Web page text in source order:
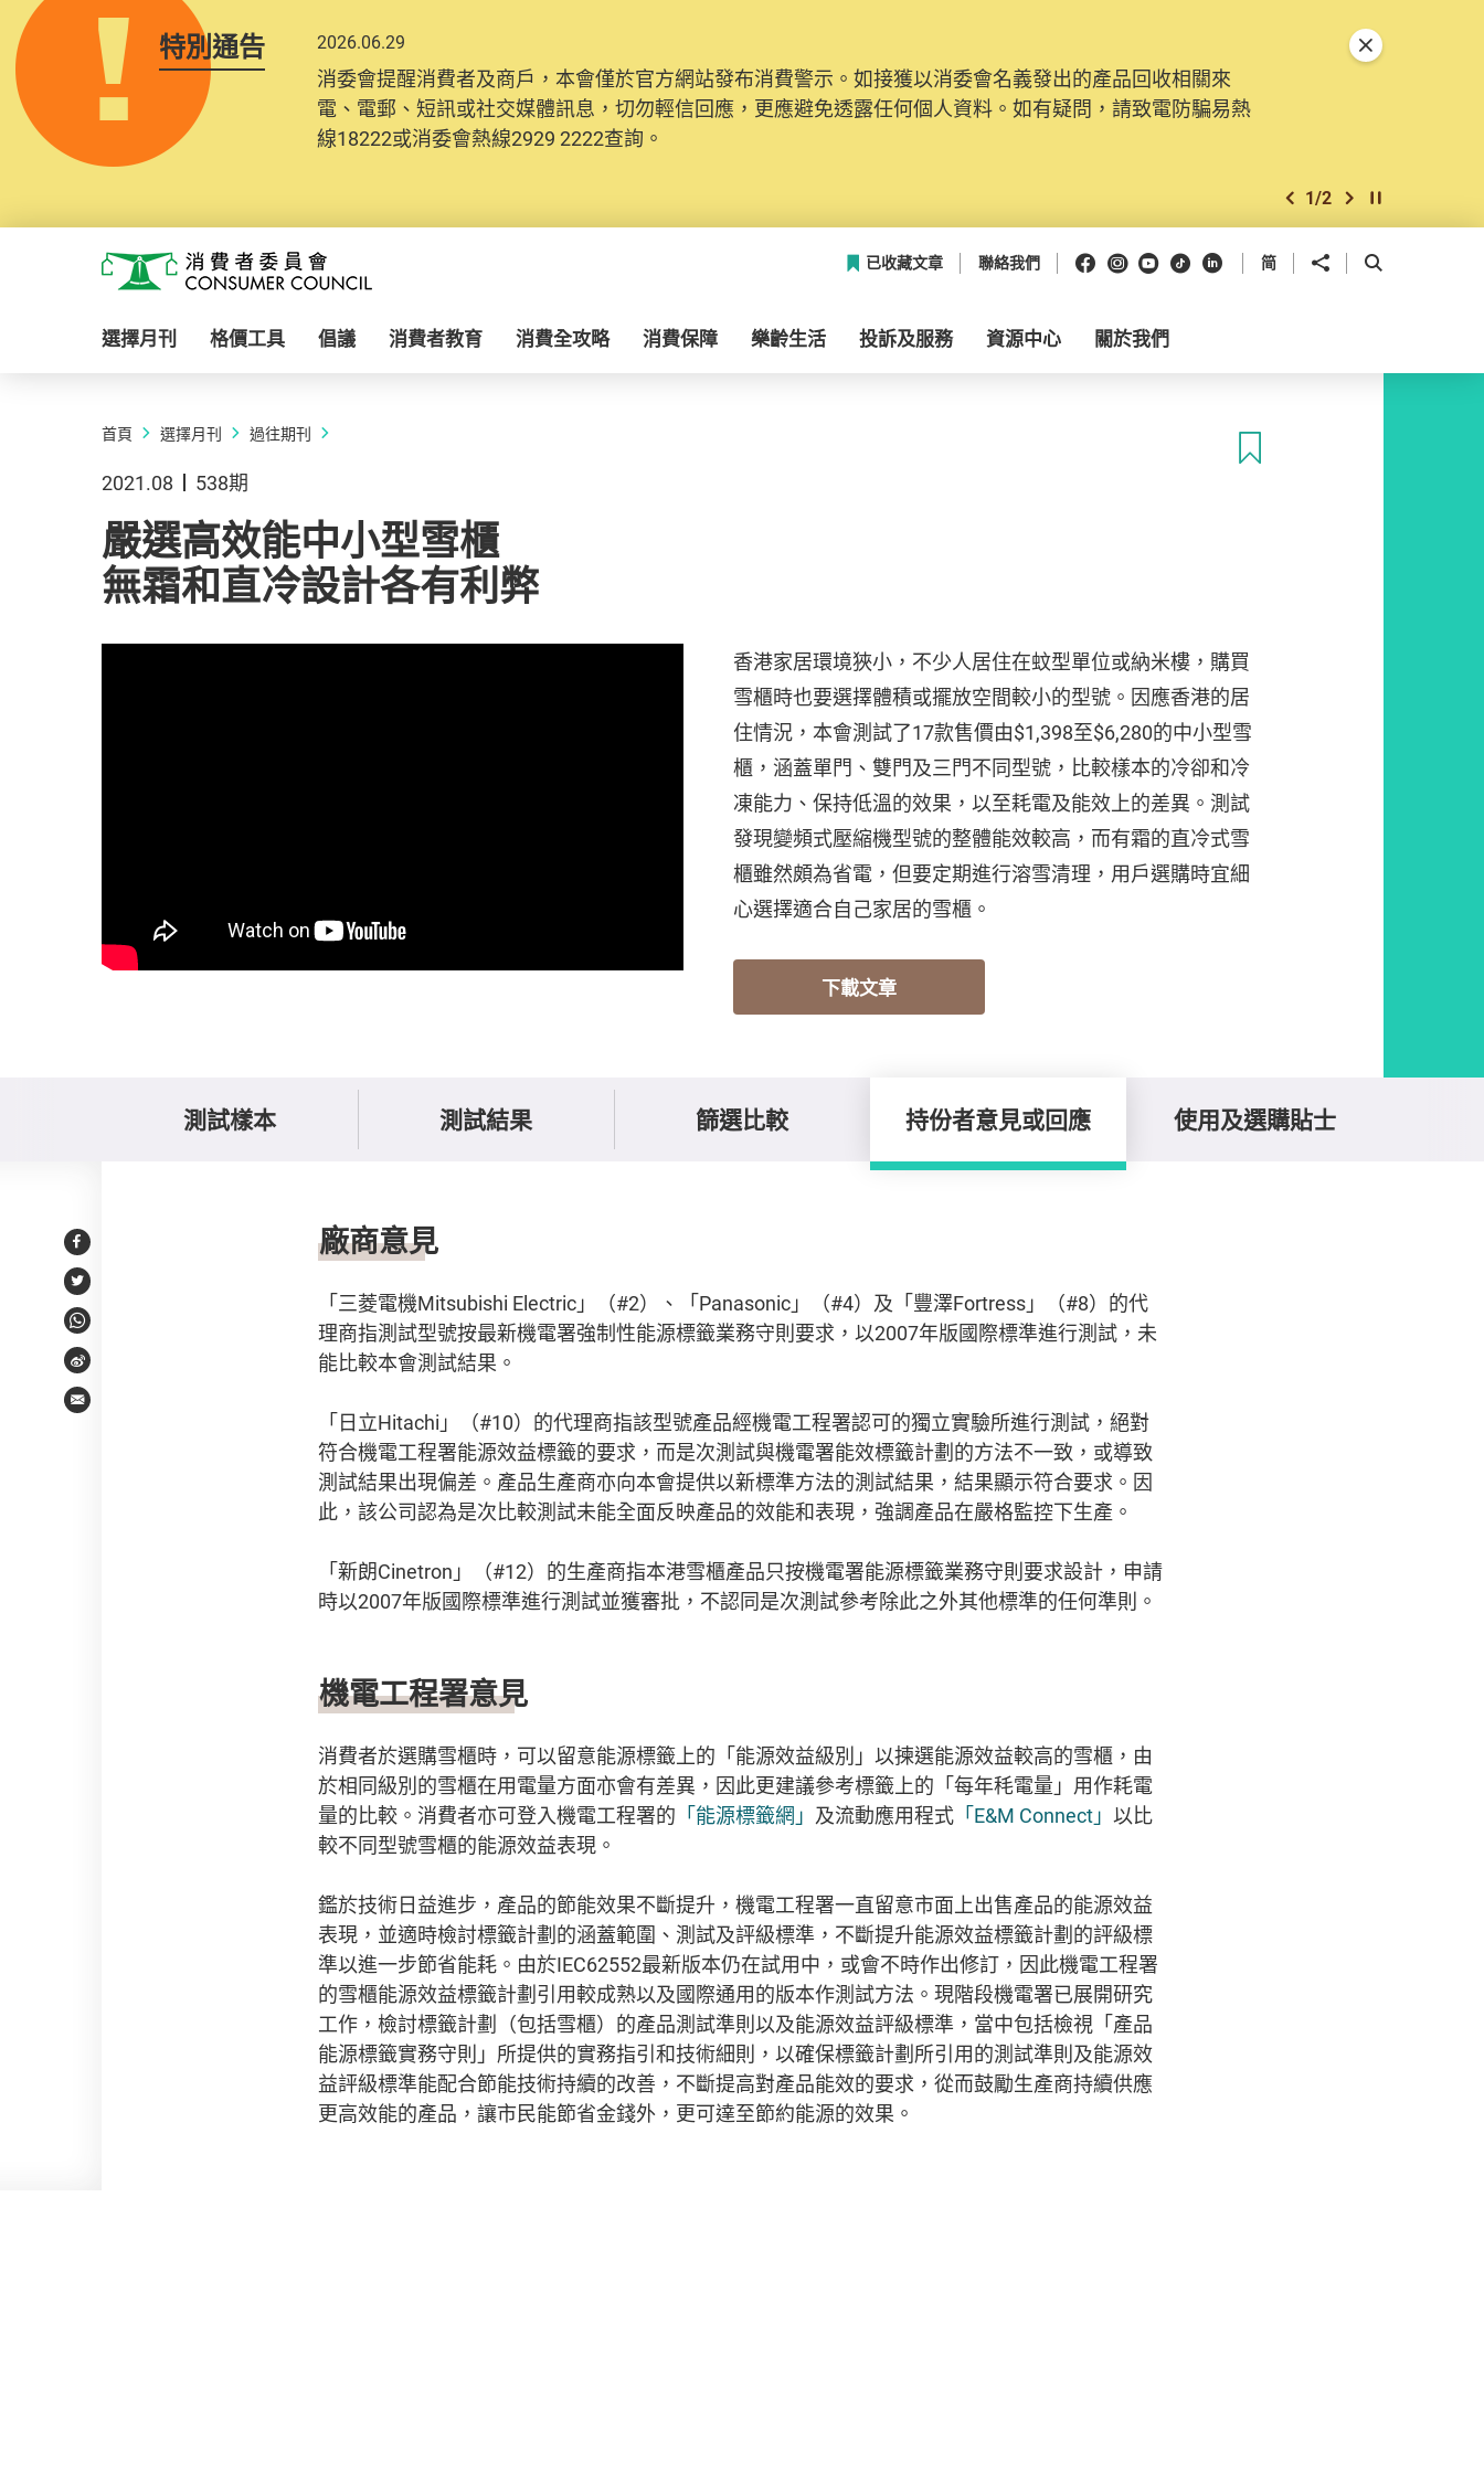
特別通告 2026.06.29
消委會提醒消費者及商戶，本會僅於官方網站發布消費警示。如接獲以消委會名義發出的產品回收相關來
電、電郵、短訊或社交媒體訊息，切勿輕信回應，更應避免透露任何個人資料。如有疑問，請致電防騙易熱
線18222或消委會熱線2929 2222查詢。
上一個
1/2 下一個開始/暫停幻燈
關閉特別通告
消費者委員會
已收藏文章 聯絡我們 Facebook
Instagram
Youtube
抖音領英 简 分享到 開啟搜尋框
選擇月刊 格價工具 倡議 消費者教育 消費全攻略 消費保障 樂齡生活 投訴及服務 資源中心 關於我們
首頁 選擇月刊 過往期刊
2021.08 538期
嚴選高效能中小型雪櫃
無霜和直冷設計各有利弊
香港家居環境狹小，不少人居住在蚊型單位或納米樓，購買
雪櫃時也要選擇體積或擺放空間較小的型號。因應香港的居
住情況，本會測試了17款售價由$1,398至$6,280的中小型雪
櫃，涵蓋單門、雙門及三門不同型號，比較樣本的冷卻和冷
凍能力、保持低溫的效果，以至耗電及能效上的差異。測試
發現變頻式壓縮機型號的整體能效較高，而有霜的直冷式雪
櫃雖然頗為省電，但要定期進行溶雪清理，用戶選購時宜細
心選擇適合自己家居的雪櫃。
下載文章
測試樣本 測試結果 篩選比較 持份者意見或回應 使用及選購貼士
Facebook
Twitter
WhatsApp
Weibo
Email
廠商意見
「三菱電機Mitsubishi Electric」（#2）、「Panasonic」（#4）及「豐澤Fortress」（#8）的代
理商指測試型號按最新機電署強制性能源標籤業務守則要求，以2007年版國際標準進行測試，未
能比較本會測試結果。
「日立Hitachi」（#10）的代理商指該型號產品經機電工程署認可的獨立實驗所進行測試，絕對
符合機電工程署能源效益標籤的要求，而是次測試與機電署能效標籤計劃的方法不一致，或導致
測試結果出現偏差。產品生產商亦向本會提供以新標準方法的測試結果，結果顯示符合要求。因
此，該公司認為是次比較測試未能全面反映產品的效能和表現，強調產品在嚴格監控下生產。
「新朗Cinetron」（#12）的生產商指本港雪櫃產品只按機電署能源標籤業務守則要求設計，申請
時以2007年版國際標準進行測試並獲審批，不認同是次測試參考除此之外其他標準的任何準則。
機電工程署意見
消費者於選購雪櫃時，可以留意能源標籤上的「能源效益級別」以揀選能源效益較高的雪櫃，由
於相同級別的雪櫃在用電量方面亦會有差異，因此更建議參考標籤上的「每年秏電量」用作耗電
量的比較。消費者亦可登入機電工程署的 「能源標籤網」 及流動應用程式「E&M Connect」 以比
較不同型號雪櫃的能源效益表現。
鑑於技術日益進步，產品的節能效果不斷提升，機電工程署一直留意市面上出售產品的能源效益
表現，並適時檢討標籤計劃的涵蓋範圍、測試及評級標準，不斷提升能源效益標籤計劃的評級標
準以進一步節省能耗。由於IEC62552最新版本仍在試用中，或會不時作出修訂，因此機電工程署
的雪櫃能源效益標籤計劃引用較成熟以及國際通用的版本作測試方法。現階段機電署已展開研究
工作，檢討標籤計劃（包括雪櫃）的產品測試準則以及能源效益評級標準，當中包括檢視「產品
能源標籤實務守則」所提供的實務指引和技術細則，以確保標籤計劃所引用的測試準則及能源效
益評級標準能配合節能技術持續的改善，不斷提高對產品能效的要求，從而鼓勵生產商持續供應
更高效能的產品，讓市民能節省金錢外，更可達至節約能源的效果。